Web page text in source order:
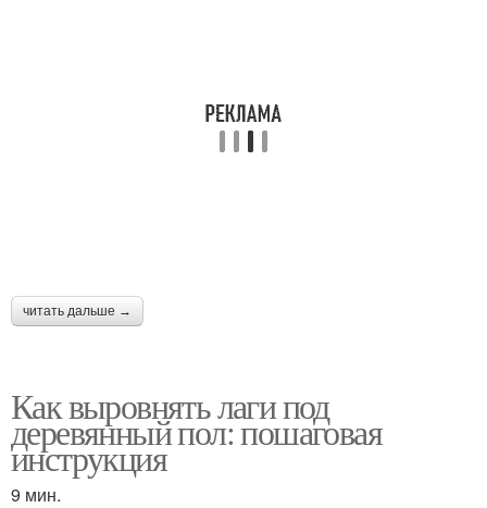
читать дальше →
Как выровнять лаги под
деревянный пол: пошаговая
инструкция
9 мин.